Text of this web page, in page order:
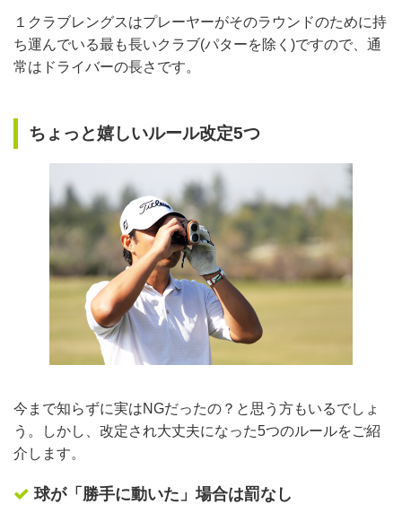
１クラブレングスはプレーヤーがそのラウンドのために持
ち運んでいる最も長いクラブ(パターを除く)ですので、通
常はドライバーの長さです。
ちょっと嬉しいルール改定5つ
今まで知らずに実はNGだったの？と思う方もいるでしょ
う。しかし、改定され大丈夫になった5つのルールをご紹
介します。
球が「勝手に動いた」場合は罰なし